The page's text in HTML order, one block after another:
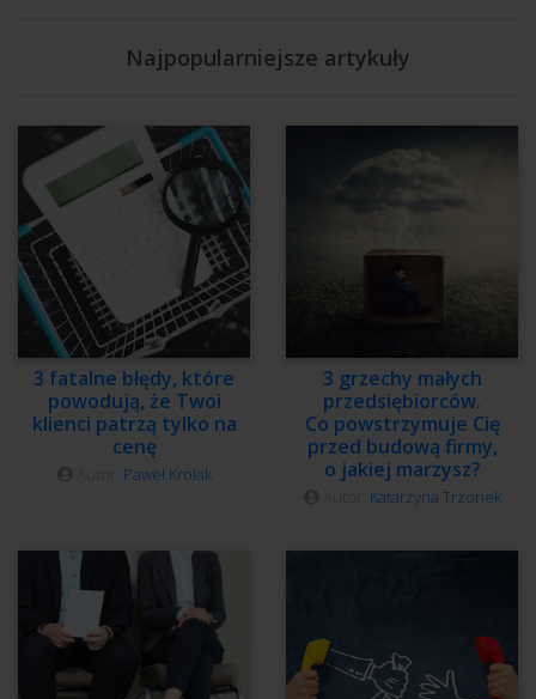
Najpopularniejsze artykuły
3 fatalne błędy, które
powodują, że Twoi
klienci patrzą tylko na
cenę
Paweł Królak
3 grzechy małych
przedsiębiorców.
Co powstrzymuje Cię
przed budową firmy,
o jakiej marzysz?
Katarzyna Trzonek